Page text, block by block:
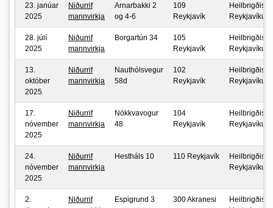
23. janúar
2025
Niðurrif
mannvirkja
Arnarbakki 2
og 4-6
109
Reykjavík
Reykjavíkur
28. júlí
2025
Niðurrif
mannvirkja
Borgartún 34
105
Reykjavík
Reykjavíkur
13.
október
2025
Niðurrif
mannvirkja
Nauthólsvegur
58d
102
Reykjavík
Reykjavíkur
17.
nóvember
2025
Niðurrif
mannvirkja
Nökkvavogur
48
104
Reykjavík
Reykjavíkur
24.
nóvember
2025
Niðurrif
mannvirkja
Hestháls 10 110 Reykjavík
Reykjavíkur
2.
Niðurrif
Espigrund 3 300 Akranesi